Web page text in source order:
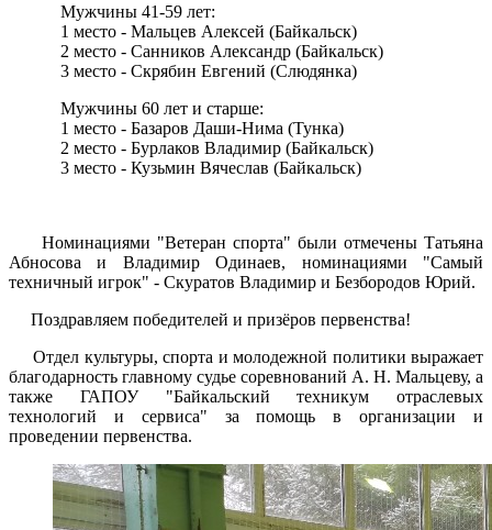
Мужчины 41-59 лет:
1 место - Мальцев Алексей (Байкальск)
2 место - Санников Александр (Байкальск)
3 место - Скрябин Евгений (Слюдянка)
Мужчины 60 лет и старше:
1 место - Базаров Даши-Нима (Тунка)
2 место - Бурлаков Владимир (Байкальск)
3 место - Кузьмин Вячеслав (Байкальск)
Номинациями "Ветеран спорта" были отмечены Татьяна
Абносова и Владимир Одинаев, номинациями "Самый
техничный игрок" - Скуратов Владимир и Безбородов Юрий.
Поздравляем победителей и призёров первенства!
Отдел культуры, спорта и молодежной политики выражает
благодарность главному судье соревнований А. Н. Мальцеву, а
также ГАПОУ "Байкальский техникум отраслевых
технологий и сервиса" за помощь в организации и
проведении первенства.